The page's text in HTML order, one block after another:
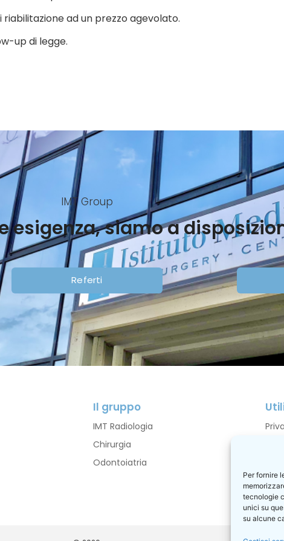
Per fornire
tecnologie
unici su
su alcune
ad un prezzo agevolato.
up di legge.
IMT Group
esigenza, siamo a
Referti
Il gruppo
IMT Radiologia
Chirurgia
Odontoiatria